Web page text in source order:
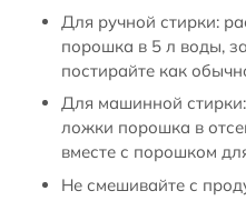
Для ручной стирки:
порошка в 5 л воды,
постирайте как
Для машинной
ложки порошка в
вместе с порошком
Не смешивайте с